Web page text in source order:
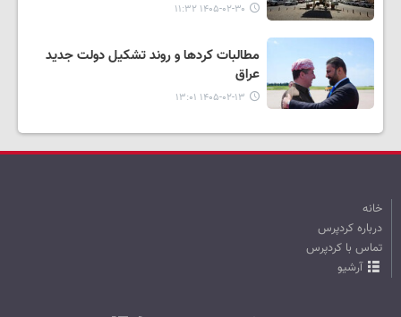
۱۴۰۵-۰۲-۳۰ ۱۱:۳۲
مطالبات کردها و روند تشکیل دولت جدید
عراق
۱۴۰۵-۰۲-۱۳ ۱۳:۰۱
خانه
درباره کردپرس
تماس با کردپرس
آرشیو